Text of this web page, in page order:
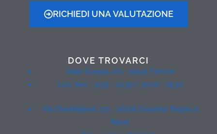
RICHIEDI UNA VALUTAZIONE
DOVE TROVARCI
Viale Europa, 101 - 50121 Firenze
Lun. Ven. - 9:30 - 12:30 / 15:00 - 18:30
Via Chiantigiana, 172 - 50126 Grassina, Bagno a
Ripoli